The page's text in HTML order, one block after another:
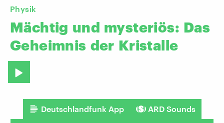
Physik
Mächtig und mysteriös: Das
Geheimnis der Kristalle
Deutschlandfunk App ARD Sounds